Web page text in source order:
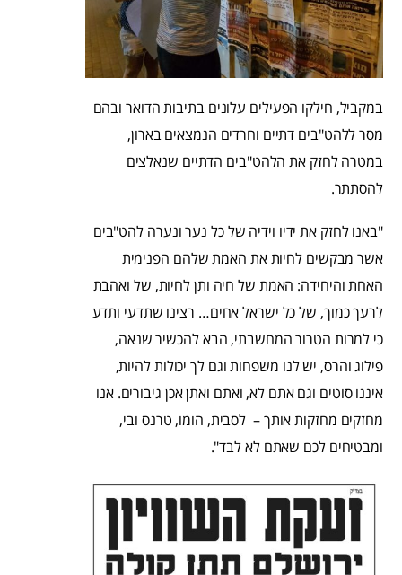
במקביל, חילקו הפעילים עלונים בתיבות הדואר ובהם
מסר ללהט"בים דתיים וחרדים הנמצאים בארון,
במטרה לחזק את הלהט"בים הדתיים שנאלצים
להסתתר.
"באנו לחזק את ידיו וידיה של כל נער ונערה להט"בים
אשר מבקשים לחיות את האמת שלהם הפנימית
האחת והיחידה: האמת של חיה ותן לחיות, של ואהבת
לרעך כמוך, של כל ישראל אחים… רצינו שתדעי ותדע
כי למרות הטרור המחשבתי, הבא להכשיר שנאה,
פילוג והרס, יש לנו משפחות וגם לך יכולות להיות,
איננו סוטים וגם אתם לא, ואתם ואתן אכן גיבורים. אנו
מחזקים מחזקות אותך – לסבית, הומו, טרנס ובי,
ומבטיחים לכם שאתם לא לבד".